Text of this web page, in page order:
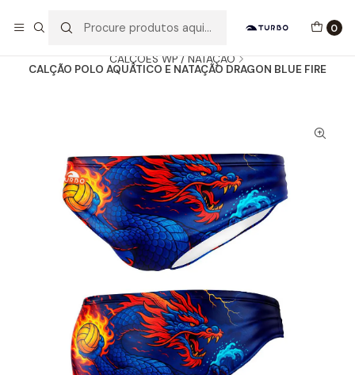
0
CALÇÕES WP / NATAÇÃO
CALÇÃO POLO AQUÁTICO E NATAÇÃO DRAGON BLUE FIRE